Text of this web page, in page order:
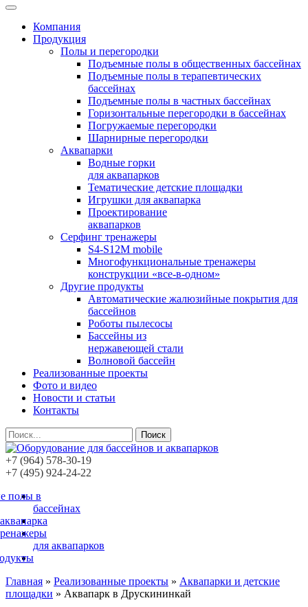
Компания
Продукция
Полы и перегородки
Подъемные полы в общественных бассейнах
Подъемные полы в терапевтических
бассейнах
Подъемные полы в частных бассейнах
Горизонтальные перегородки в бассейнах
Погружаемые перегородки
Шарнирные перегородки
Аквапарки
Водные горки
для аквапарков
Тематические детские площадки
Игрушки для аквапарка
Проектирование
аквапарков
Серфинг тренажеры
S4-S12M mobile
Многофункциональные тренажеры
конструкции «все-в-одном»
Другие продукты
Автоматические жалюзийные покрытия для
бассейнов
Роботы пылесосы
Бассейны из
нержавеющей стали
Волновой бассейн
Реализованные проекты
Фото и видео
Новости и статьи
Контакты
Поиск
+7 (964) 578-30-19
+7 (495) 924-24-22
полы в
бассейнах
для аквапарков
Главная » Реализованные проекты » Аквапарки и детские
площадки » Аквапарк в Друскининкай